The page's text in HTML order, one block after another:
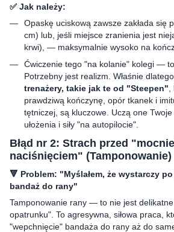
✅ Jak należy:
Opaskę uciskową zawsze zakłada się
cm) lub, jeśli miejsce zranienia jest
krwi), — maksymalnie wysoko na
Ćwiczenie tego "na kolanie" kolegi —
Potrzebny jest realizm. Właśnie dlatego
trenażery, takie jak te od "Steepen",
prawdziwą kończynę, opór tkanek i
tętniczej, są kluczowe. Uczą one Twoje
ułożenia i siły "na autopilocie".
Błąd nr 2: Strach przed
naciśnięciem" (Tamponowanie)
🔻 Problem: "Myślałem, że wystarczy
bandaż do rany"
Tamponowanie rany — to nie jest delikatne
opatrunku". To agresywna, siłowa praca,
"wepchnięcie" bandaża do rany aż do